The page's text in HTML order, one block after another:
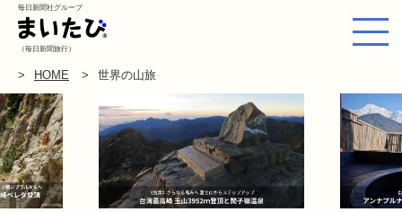
毎日新聞社グループ
（毎日新聞旅行）
HOME 世界の山旅